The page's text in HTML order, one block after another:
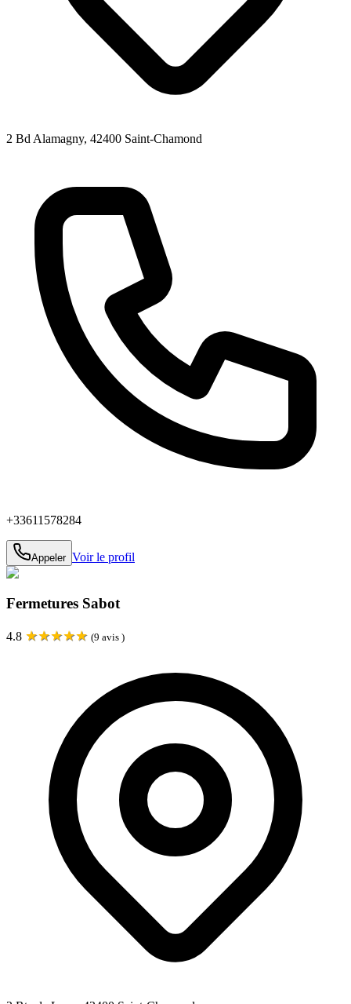
2 Bd Alamagny, 42400 Saint-Chamond
+33611578284
Appeler Voir le profil
Fermetures Sabot
4.8 ★★★★★ (9 avis )